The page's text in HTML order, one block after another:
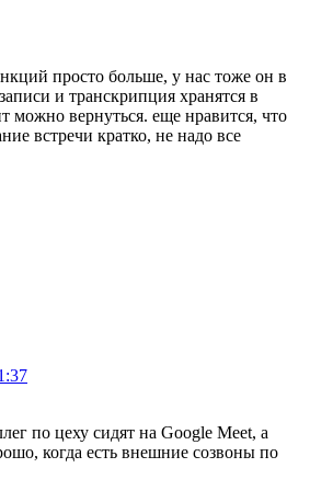
просто больше, у нас тоже он в
и транскрипция хранятся в
можно вернуться. еще нравится, что
встречи кратко, не надо все
по цеху сидят на Google Meet, а
когда есть внешние созвоны по